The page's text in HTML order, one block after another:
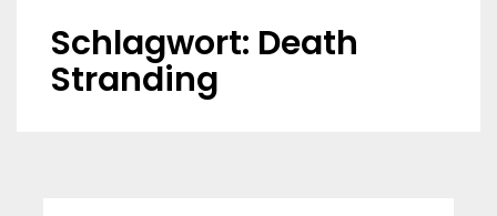
Schlagwort: Death
Stranding